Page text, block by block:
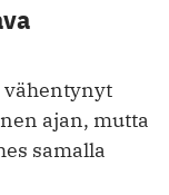
vähentynyt
ajan, mutta
samalla